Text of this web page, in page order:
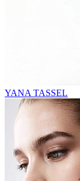
YANA TASSEL